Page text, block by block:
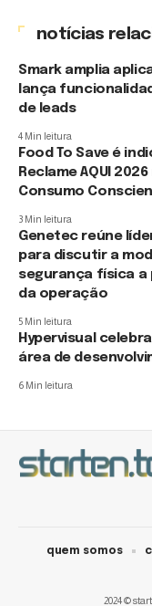
notícias
Smark amplia
lança
de leads
4 Min leitura
Food To Save é
Reclame AQUI
Consumo
3 Min leitura
Genetec reúne
para discutir a
segurança física
da operação
5 Min leitura
Hypervisual
área de
6 Min leitura
2024 ©
quem somos